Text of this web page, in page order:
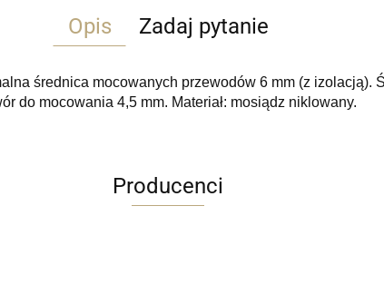
Opis Zadaj pytanie
średnica mocowanych przewodów 6 mm (z izolacją).
do mocowania 4,5 mm. Materiał: mosiądz niklowany.
Producenci